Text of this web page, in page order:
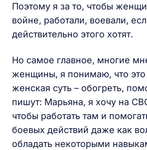
Поэтому я за то, чтобы
войне, работали, воевали,
действительно этого хотят.
Но самое главное, многие
женщины, я понимаю, что
женская суть – обогреть,
пишут: Марьяна, я хочу на
чтобы работать там и
боевых действий даже как
обладать некоторыми